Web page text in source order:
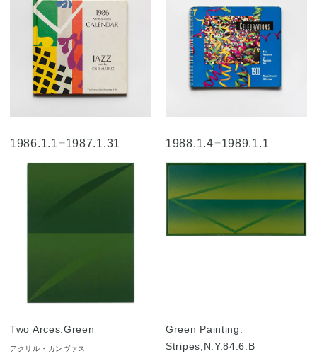
1986.1.1–1987.1.31 1988.1.4–1989.1.1
Two Arces:Green
アクリル・カンヴァス
Green Painting:
Stripes,N.Y.84.6.B